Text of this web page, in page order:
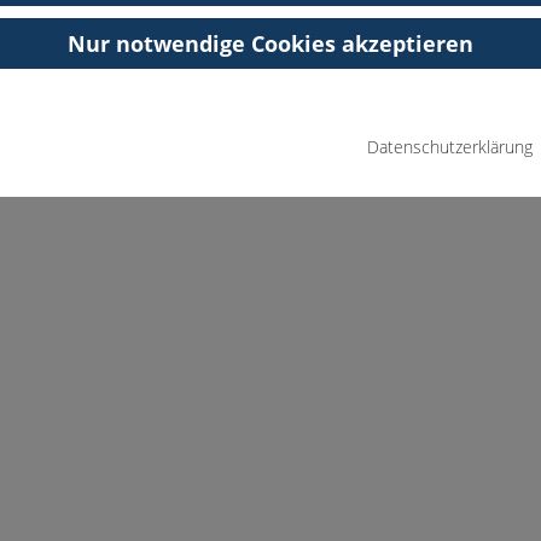
Nur notwendige Cookies akzeptieren
Datenschutzerklärung